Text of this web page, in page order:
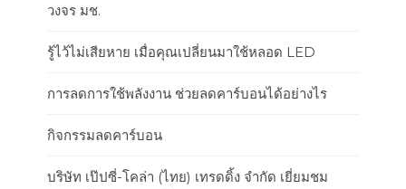
วงจร มช.
รู้ไว้ไม่เสียหาย เมื่อคุณเปลี่ยนมาใช้หลอด LED
การลดการใช้พลังงาน ช่วยลดคาร์บอนได้อย่างไร
กิจกรรมลดคาร์บอน
บริษัท เป๊ปซี่-โคล่า (ไทย) เทรดดิ้ง จำกัด เยี่ยมชม